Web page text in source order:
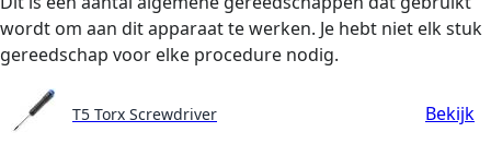
wordt om aan dit apparaat te werken. Je hebt niet elk stuk
gereedschap voor elke procedure nodig.
T5 Torx Screwdriver Bekijk